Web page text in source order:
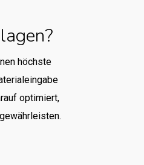
höchste
optimiert,